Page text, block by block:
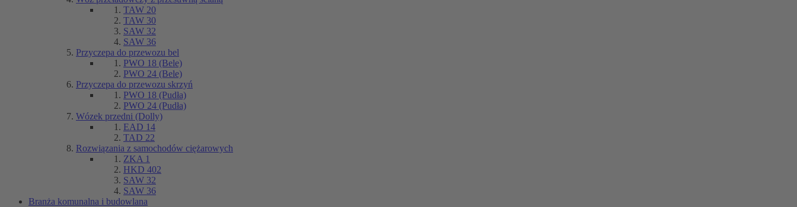
TAW 20
TAW 30
SAW 32
SAW 36
Przyczepa do przewozu bel
PWO 18 (Bele)
PWO 24 (Bele)
Przyczepa do przewozu skrzyń
PWO 18 (Pudła)
PWO 24 (Pudła)
Wózek przedni (Dolly)
EAD 14
TAD 22
Rozwiązania z samochodów ciężarowych
ZKA 1
HKD 402
SAW 32
SAW 36
Branża komunalna i budowlana